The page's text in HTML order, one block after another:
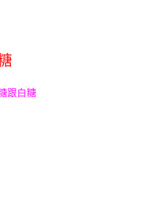
跟白糖